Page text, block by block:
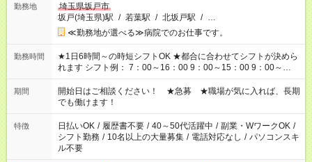
勤務地
埼玉県坂戸市
坂戸(埼玉県)駅 / 若葉駅 / 北坂戸駅 / …
≪勤務地が選べる≫病院でのお仕事です。
勤務時間
★1日6時間～の時短シフトOK ★都合に合わせてシフトが決めら
れます シフト例： 7：00～16：00 9：00～15：00 9：00～
18：00 11：00～20：00 など ※Wワークの場合、他のお仕事と
合わせ週40時間超の就業はご案内できません ※法令に基づき、
週20時間以上勤務は社会保険への加入対象となります ※労働者
派遣法（日雇い派遣の原則禁止）により、短時間・短期間の就
業はご案内が難しい場合があります
期間
開始日はご相談ください！ ★急募 ★職場が気に入れば、長期
でも働けます！
特徴 日払いOK / 履歴書不要 / 40～50代活躍中 / 副業・WワークOK /
シフト勤務 / 10名以上の大量募集 / 電話対応なし / パソコンスキ
ル不要